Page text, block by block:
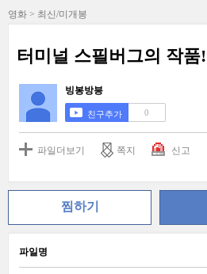
영화 > 최신/미개봉
터미널 스필버그의 작품!
빙봉방븡
친구추가 0
파일더보기 쪽지 신고
찜하기
파일명